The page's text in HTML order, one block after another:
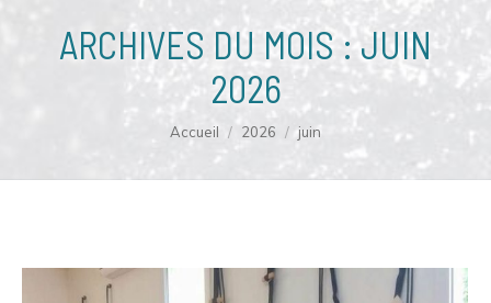
ARCHIVES DU MOIS :JUIN
2026
Accueil 2026 juin